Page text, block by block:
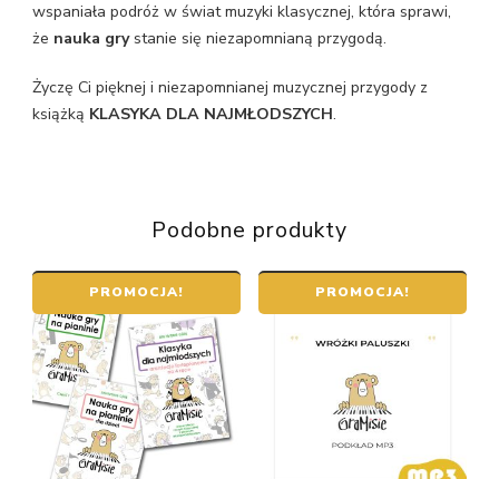
wspaniała podróż w świat muzyki klasycznej, która sprawi,
że nauka grystanie się niezapomnianą przygodą.
Życzę Ci pięknej i niezapomnianej muzycznej przygody z
książką KLASYKA DLA NAJMŁODSZYCH.
Podobne produkty
PROMOCJA! PROMOCJA!